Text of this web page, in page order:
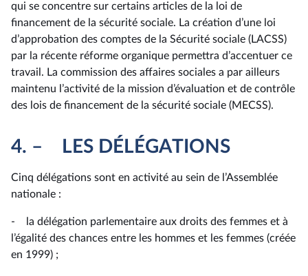
qui se concentre sur certains articles de la loi de
financement de la sécurité sociale. La création d’une loi
d’approbation des comptes de la Sécurité sociale (LACSS)
par la récente réforme organique permettra d’accentuer ce
travail. La commission des affaires sociales a par ailleurs
maintenu l’activité de la mission d’évaluation et de contrôle
des lois de financement de la sécurité sociale (MECSS).
4. – LES DÉLÉGATIONS
Cinq délégations sont en activité au sein de l’Assemblée
nationale :
- la délégation parlementaire aux droits des femmes et à
l’égalité des chances entre les hommes et les femmes (créée
en 1999) ;